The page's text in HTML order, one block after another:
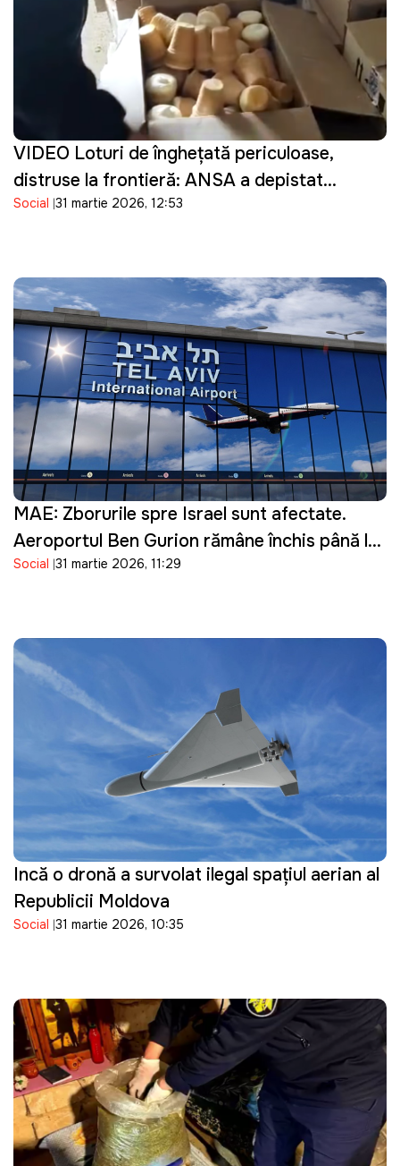
VIDEO Loturi de înghețată periculoase,
distruse la frontieră: ANSA a depistat
bacterii în produsele importate
Social 31 martie 2026, 12:53
MAE: Zborurile spre Israel sunt afectate.
Aeroportul Ben Gurion rămâne închis până la
16 aprilie
Social 31 martie 2026, 11:29
Incă o dronă a survolat ilegal spațiul aerian al
Republicii Moldova
Social 31 martie 2026, 10:35